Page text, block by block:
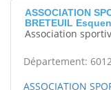
ASSOCIATION
BRETEUIL
Association
Département:
ASSOCIATION